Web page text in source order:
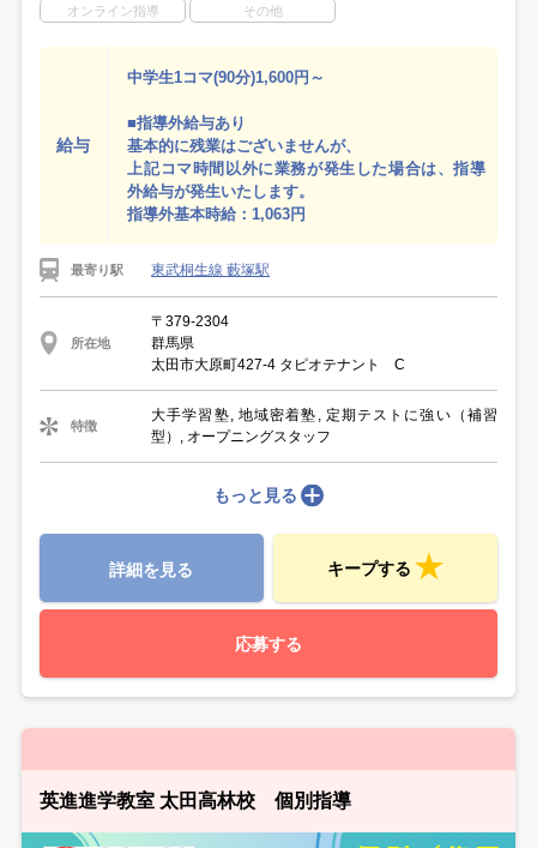
オンライン指導 その他
給与
中学生1コマ(90分)1,600円～
■指導外給与あり
基本的に残業はございませんが、
上記コマ時間以外に業務が発生した場合は、指導
外給与が発生いたします。
指導外基本時給：1,063円
最寄り駅 東武桐生線 藪塚駅
所在地
〒379-2304
群馬県
太田市大原町427-4 タピオテナント C
特徴
大手学習塾, 地域密着塾, 定期テストに強い（補習
型）, オープニングスタッフ
もっと見る
詳細を見る キープする
応募する
英進進学教室 太田高林校 個別指導